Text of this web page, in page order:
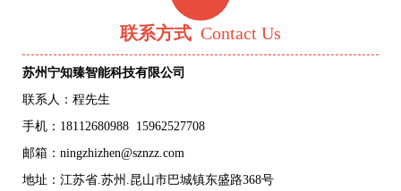
联系方式 Contact Us
苏州宁知臻智能科技有限公司
联系人：程先生
手机： 18112680988 15962527708
邮箱：ningzhizhen@sznzz.com
地址：江苏省.苏州.昆山市巴城镇东盛路368号